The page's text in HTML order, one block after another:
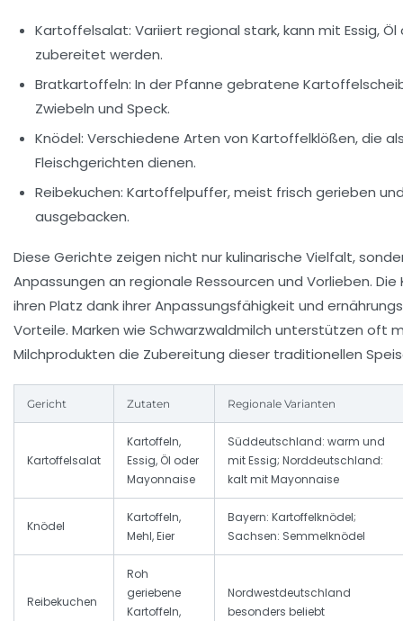
Kartoffelsalat: Variiert regional stark, kann mit Essig,
zubereitet werden.
Bratkartoffeln: In der Pfanne gebratene
Zwiebeln und Speck.
Knödel: Verschiedene Arten von Kartoffelklößen, die
Fleischgerichten dienen.
Reibekuchen: Kartoffelpuffer, meist frisch gerieben
ausgebacken.
Diese Gerichte zeigen nicht nur kulinarische Vielfalt,
Anpassungen an regionale Ressourcen und Vorlieben.
ihren Platz dank ihrer Anpassungsfähigkeit und
Vorteile. Marken wie Schwarzwaldmilch unterstützen oft
Milchprodukten die Zubereitung dieser traditionellen
Gericht Zutaten Regionale Varianten
Kartoffelsalat
Kartoffeln,
Essig, Öl oder
Mayonnaise
Süddeutschland: warm und
mit Essig; Norddeutschland:
kalt mit Mayonnaise
Knödel
Kartoffeln,
Mehl, Eier
Bayern: Kartoffelknödel;
Sachsen: Semmelknödel
Reibekuchen
Roh
geriebene
Kartoffeln,
Nordwestdeutschland
besonders beliebt